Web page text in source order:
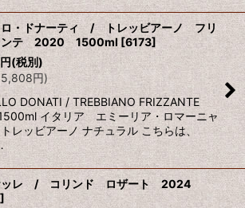
ロ・ドナーティ / トレッビアーノ フリ
ンテ 2020 1500ml [6173]
円(税別)
5,808円)
DONATI / TREBBIANO FRIZZANTE
イタリア エミーリア・ロマーニャ
レッビアーノ ナチュラル こちらは、
ッレ / コリンド ロザート 2024
]